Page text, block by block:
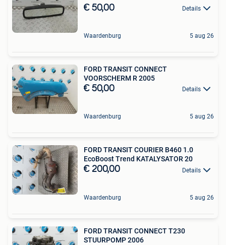
€ 50,00 Details
Waardenburg 5 aug 26
FORD TRANSIT CONNECT
VOORSCHERM R 2005
€ 50,00 Details
Waardenburg 5 aug 26
FORD TRANSIT COURIER B460 1.0
EcoBoost Trend KATALYSATOR 20
€ 200,00 Details
Waardenburg 5 aug 26
FORD TRANSIT CONNECT T230
STUURPOMP 2006